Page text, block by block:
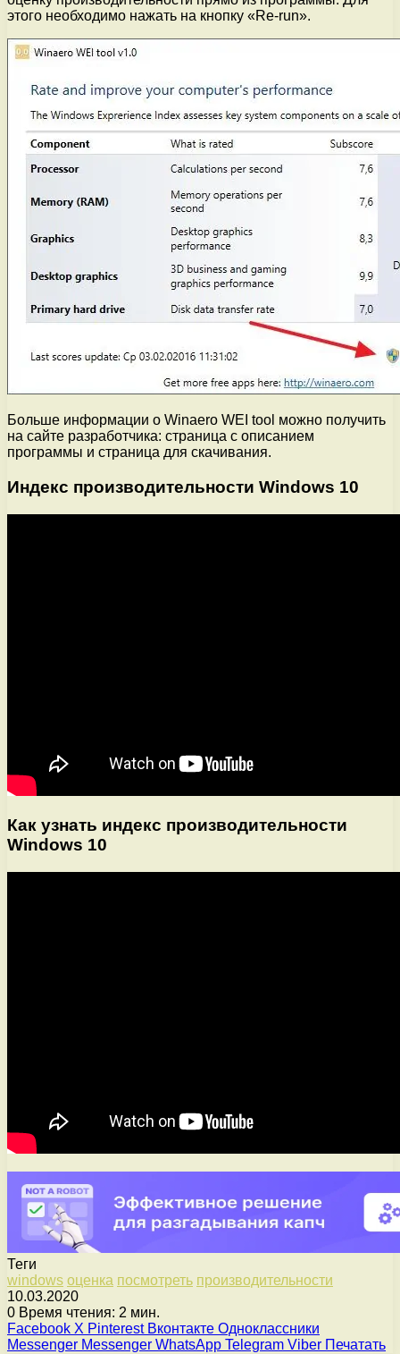
этого необходимо нажать на кнопку «Re-run».
Больше информации о Winaero WEI tool можно получить
на сайте разработчика: страница с описанием
программы и страница для скачивания.
Индекс производительности Windows 10
Как узнать индекс производительности
Windows 10
Теги
windows оценка посмотреть производительности
10.03.2020
0 Время чтения: 2 мин.
Facebook X Pinterest Вконтакте Одноклассники
Messenger Messenger WhatsApp Telegram Viber Печатать